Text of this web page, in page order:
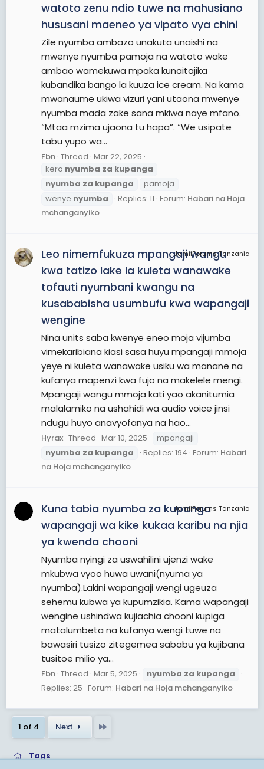
watoto zenu ndio tuwe na mahusiano
hususani maeneo ya vipato vya chini
Zile nyumba ambazo unakuta unaishi na
mwenye nyumba pamoja na watoto wake
ambao wamekuwa mpaka kunaitajika
kubandika bango la kuuza ice cream. Na kama
mwanaume ukiwa vizuri yani utaona mwenye
nyumba mada zake sana mkiwa naye mfano.
“Mtaa mzima ujaona tu hapa”. “We usipate
tabu yupo wa...
Fbn Thread Mar 22, 2025
kero nyumba za kupanga
nyumba za kupanga
pamoja
wenye nyumba Replies: 11 Forum: Habari na Hoja
mchanganyiko
JamiiForums Tanzania
Leo nimemfukuza mpangaji wangu
kwa tatizo lake la kuleta wanawake
tofauti nyumbani kwangu na
kusababisha usumbufu kwa wapangaji
wengine
Nina units saba kwenye eneo moja vijumba
vimekaribiana kiasi sasa huyu mpangaji mmoja
yeye ni kuleta wanawake usiku wa manane na
kufanya mapenzi kwa fujo na makelele mengi.
Mpangaji wangu mmoja kati yao akanitumia
malalamiko na ushahidi wa audio voice jinsi
ndugu huyo anavyofanya na hao...
Hyrax Thread Mar 10, 2025
mpangaji
nyumba za kupanga Replies: 194 Forum: Habari
na Hoja mchanganyiko
JamiiForums Tanzania
Kuna tabia nyumba za kupanga
wapangaji wa kike kukaa karibu na njia
ya kwenda chooni
Nyumba nyingi za uswahilini ujenzi wake
mkubwa vyoo huwa uwani(nyuma ya
nyumba).Lakini wapangaji wengi ugeuza
sehemu kubwa ya kupumzikia. Kama wapangaji
wengine ushindwa kujiachia chooni kupiga
matalumbeta na kufanya wengi tuwe na
bawasiri tusizo zitegemea sababu ya kujibana
tusitoe milio ya...
Fbn Thread Mar 5, 2025 nyumba za kupanga
Replies: 25 Forum: Habari na Hoja mchanganyiko
1 of 4 Next
Tags